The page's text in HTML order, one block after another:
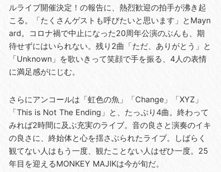
ルライブ開催決定！の報告に、熱烈歓迎の拍手が沸き起
こる。「たくさんゲストも呼びたいと思います」とMayn
ard。コロナ禍で中止になった20周年公演のぶんも、期
待せずにはいられない。残り2曲「ただ、ありがとう」と
「Unknown」を歌いきって笑顔で手を振る、4人の表情
に満足感がにじむ。
さらにアンコールは「虹色の魚」「Change」「XYZ」
「This is Not The Ending」と、たっぷり4曲。終わって
みれば2時間に及ぶ充実のライブ。音の良さと演奏のイキ
の良さに、終始体と心を揺さぶられたライブ。しばらく
観てない人はもう一度、観たことない人はぜひ一度。25
年目を迎えるMONKEY MAJIKは今が旬だ。